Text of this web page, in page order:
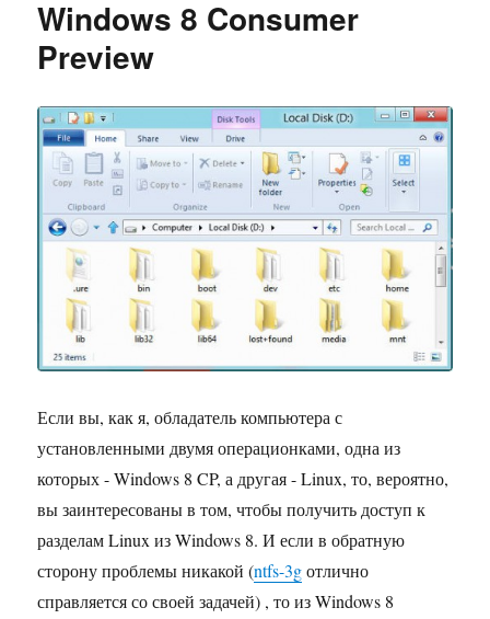
одной
упряжке
Windows 8 Consumer
Preview
Если вы, как я, обладатель компьютера с
установленными двумя операционками, одна из
которых - Windows 8 CP, а другая - Linux, то, вероятно,
вы заинтересованы в том, чтобы получить доступ к
разделам Linux из Windows 8. И если в обратную
сторону проблемы никакой (ntfs-3gотлично
справляется со своей задачей) , то из Windows 8